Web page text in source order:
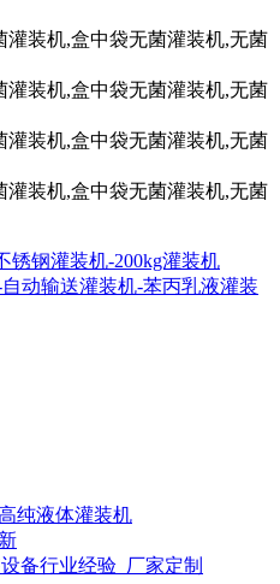
锈钢灌装机-200kg灌装机
动输送灌装机-苯丙乳液灌装
纯液体灌装机
备行业经验_厂家定制